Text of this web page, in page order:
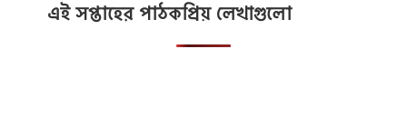
এই সপ্তাহের পাঠকপ্রিয় লেখাগুলো